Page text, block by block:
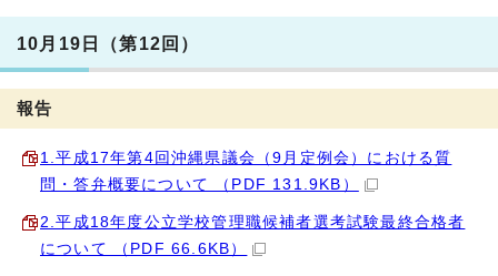
10月19日（第12回）
報告
1.平成17年第4回沖縄県議会（9月定例会）における質
問・答弁概要について （PDF 131.9KB）
2.平成18年度公立学校管理職候補者選考試験最終合格者
について （PDF 66.6KB）